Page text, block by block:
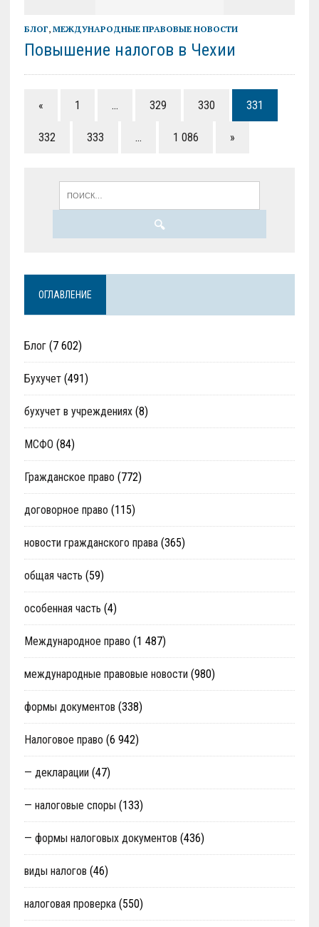
БЛОГ, МЕЖДУНАРОДНЫЕ ПРАВОВЫЕ НОВОСТИ
Повышение налогов в Чехии
« 1 … 329 330 331
332 333 … 1 086 »
ОГЛАВЛЕНИЕ
Блог(7 602)
Бухучет(491)
бухучет в учреждениях(8)
МСФО (84)
Гражданское право (772)
договорное право (115)
новости гражданского права(365)
общая часть (59)
особенная часть (4)
Международное право (1 487)
международные правовые новости (980)
формы документов (338)
Налоговое право (6 942)
— декларации (47)
— налоговые споры (133)
— формы налоговых документов (436)
виды налогов (46)
налоговая проверка(550)